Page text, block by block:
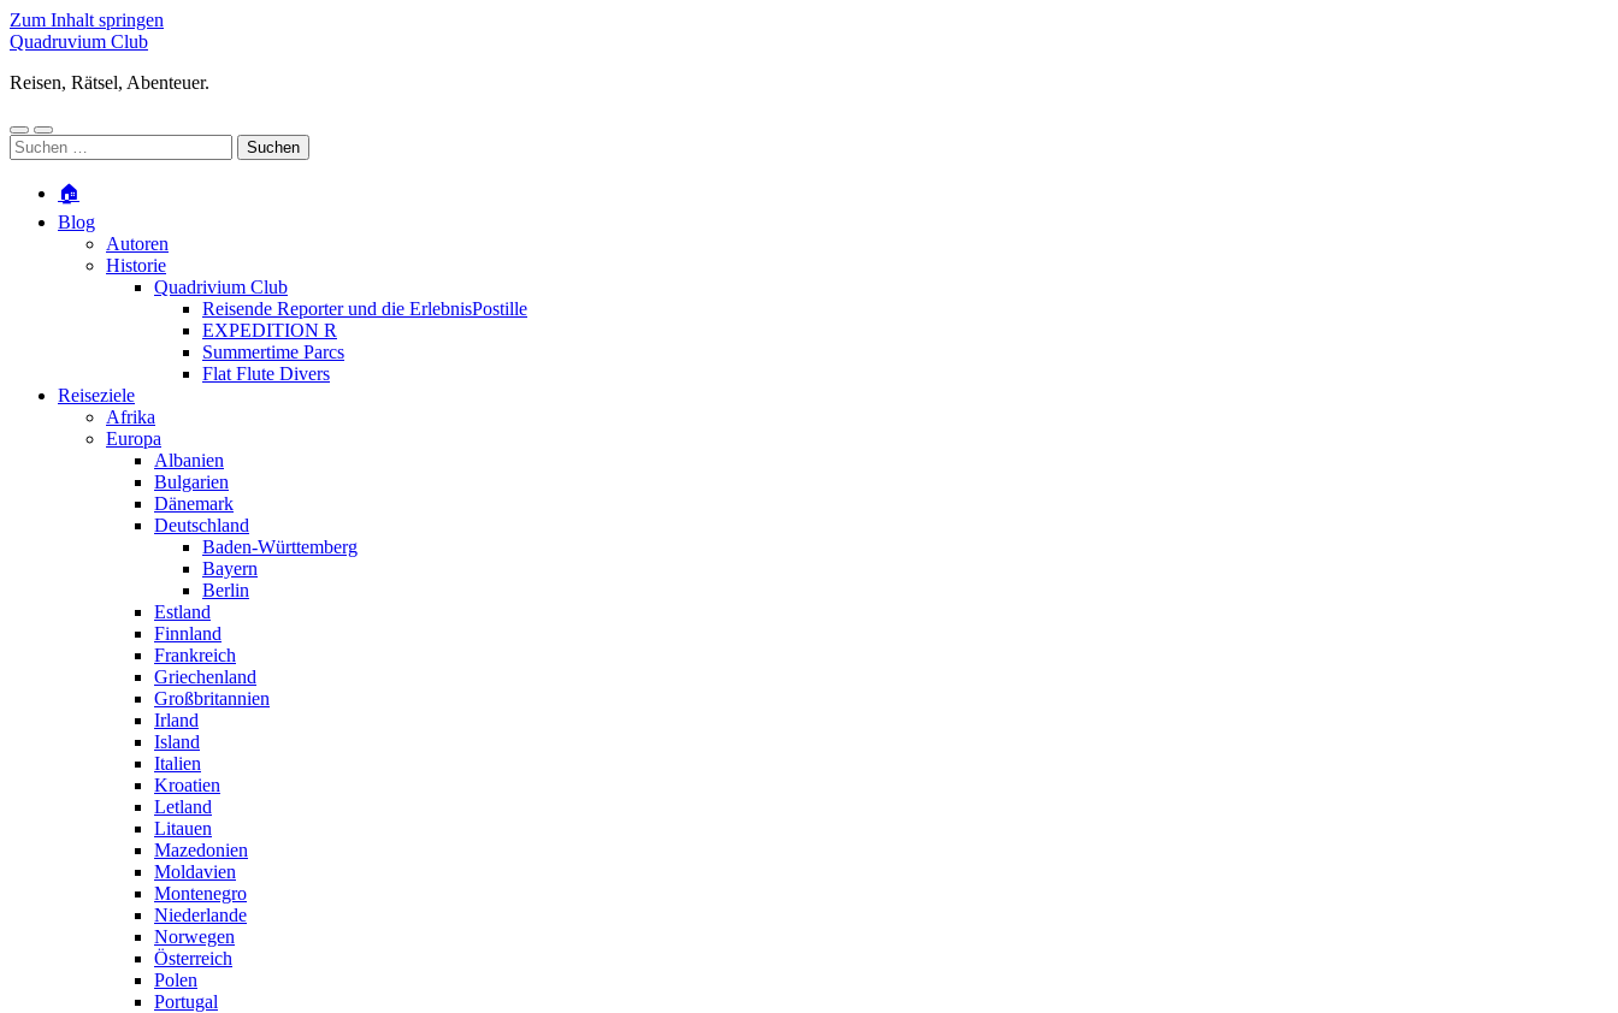
Zum Inhalt springen
Quadruvium Club
Reisen, Rätsel, Abenteuer.
Mobile-
Menü
Suchfeld
ein-/ausblenden
Suchen
nach:
🏠
Blog
Autoren
Historie
Quadrivium Club
Reisende Reporter und die ErlebnisPostille
EXPEDITION R
Summertime Parcs
Flat Flute Divers
Reiseziele
Afrika
Europa
Albanien
Bulgarien
Dänemark
Deutschland
Baden-Württemberg
Bayern
Berlin
Estland
Finnland
Frankreich
Griechenland
Großbritannien
Irland
Island
Italien
Kroatien
Letland
Litauen
Mazedonien
Moldavien
Montenegro
Niederlande
Norwegen
Österreich
Polen
Portugal